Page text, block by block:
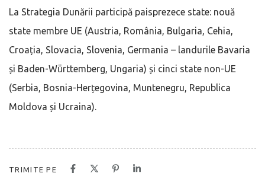
La Strategia Dunării participă paisprezece state: nouă
state membre UE (Austria, România, Bulgaria, Cehia,
Croația, Slovacia, Slovenia, Germania – landurile Bavaria
și Baden-Wṻrttemberg, Ungaria) și cinci state non-UE
(Serbia, Bosnia-Herțegovina, Muntenegru, Republica
Moldova și Ucraina).
TRIMITE PE